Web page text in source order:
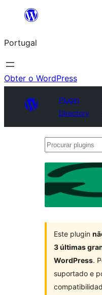
Saltar
o
conteúdo
Portugal
Obter o WordPress
Plugin
Directory
Procurar
Este plugin
3 últimas
WordPress.
suportado e